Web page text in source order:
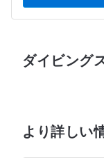
ダイビング
より詳しい